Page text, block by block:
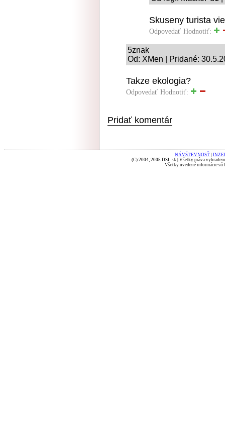
Skuseny turista
Odpovedať Hodnotiť:
5znak
Od: XMen | Pridané:
Takze ekologia?
Odpovedať Hodnotiť:
Pridať komentár
NÁVŠTEVNOSŤ
(C) 2004, 2005 DSL.sk | Všetky práva
Všetky uvedené informácie sú